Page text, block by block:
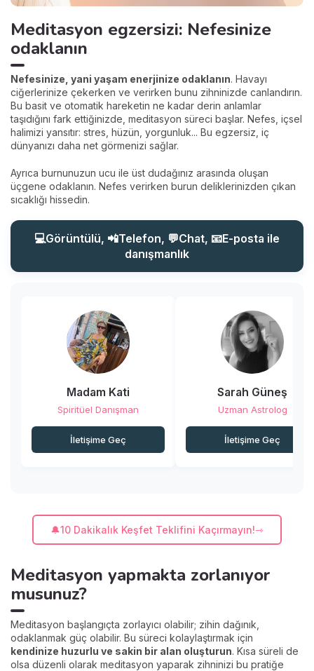
Meditasyon egzersizi: Nefesinize
odaklanın
Nefesinize, yani yaşam enerjinize odaklanın. Havayı
ciğerlerinize çekerken ve verirken bunu zihninizde canlandırın.
Bu basit ve otomatik hareketin ne kadar derin anlamlar
taşıdığını fark ettiğinizde, meditasyon süreci başlar. Nefes, içsel
halimizi yansıtır: stres, hüzün, yorgunluk... Bu egzersiz, iç
dünyanızı daha net görmenizi sağlar.
Ayrıca burnunuzun ucu ile üst dudağınız arasında oluşan
üçgene odaklanın. Nefes verirken burun deliklerinizden çıkan
sıcaklığı hissedin.
💻Görüntülü, 📲Telefon, 💬Chat, 📧E-posta ile
danışmanlık
Madam Kati
Spiritüel Danışman
İletişime Geç
Sarah Güneş
Uzman Astrolog
İletişime Geç
🔔10 Dakikalık Keşfet Teklifini Kaçırmayın!
Meditasyon yapmakta zorlanıyor
musunuz?
Meditasyon başlangıçta zorlayıcı olabilir; zihin dağınık,
odaklanmak güç olabilir. Bu süreci kolaylaştırmak için
kendinize huzurlu ve sakin bir alan oluşturun. Kısa süreli de
olsa düzenli olarak meditasyon yaparak zihninizi bu pratiğe